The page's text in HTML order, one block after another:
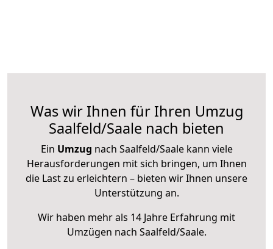
Was wir Ihnen für Ihren Umzug
Saalfeld/Saale nach bieten
Ein Umzug nach Saalfeld/Saale kann viele
Herausforderungen mit sich bringen, um Ihnen
die Last zu erleichtern – bieten wir Ihnen unsere
Unterstützung an.
Wir haben mehr als 14 Jahre Erfahrung mit
Umzügen nach Saalfeld/Saale.